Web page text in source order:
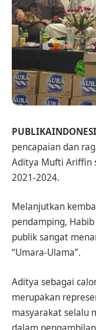
pencapaian dan
Aditya Mufti Ariffin
2021-2024.
Melanjutkan
pendamping,
publik sangat
“Umara-Ulama”.
Aditya sebagai
merupakan
masyarakat selalu